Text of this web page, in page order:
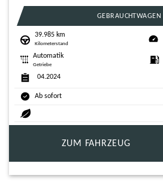
GEBRAUCHTWAGEN
39.985 km
Kilometerstand
Automatik
Getriebe
04.2024
Ab sofort
ZUM FAHRZEUG